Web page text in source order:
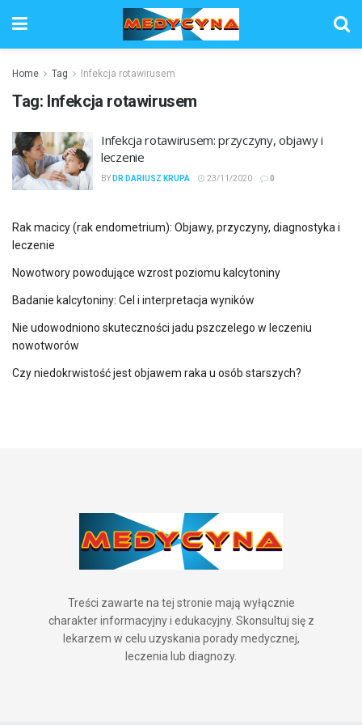
Home Tag Infekcja rotawirusem
Tag: Infekcja rotawirusem
Infekcja rotawirusem: przyczyny, objawy i
leczenie
BY DR DARIUSZ KRUPA 23/11/2020 0
Rak macicy (rak endometrium): Objawy, przyczyny, diagnostyka i
leczenie
Nowotwory powodujące wzrost poziomu kalcytoniny
Badanie kalcytoniny: Cel i interpretacja wyników
Nie udowodniono skuteczności jadu pszczelego w leczeniu
nowotworów
Czy niedokrwistość jest objawem raka u osób starszych?
Treści zawarte na tej stronie mają wyłącznie
charakter informacyjny i edukacyjny. Skonsultuj się z
lekarzem w celu uzyskania porady medycznej,
leczenia lub diagnozy.